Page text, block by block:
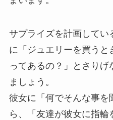
サプライズを計画してい
に「ジュエリーを買うと
ってあるの？」とさりげ
ましょう。
彼女に「何でそんな事を
ら、「友達が彼女に指輪